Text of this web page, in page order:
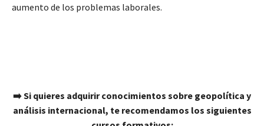
aumento de los problemas laborales.
➡️ Si quieres adquirir conocimientos sobre geopolítica y
análisis internacional, te recomendamos los siguientes